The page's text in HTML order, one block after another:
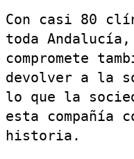
Con casi 80
toda Andalucía,
compromete
devolver a la
lo que la
esta compañía
historia.